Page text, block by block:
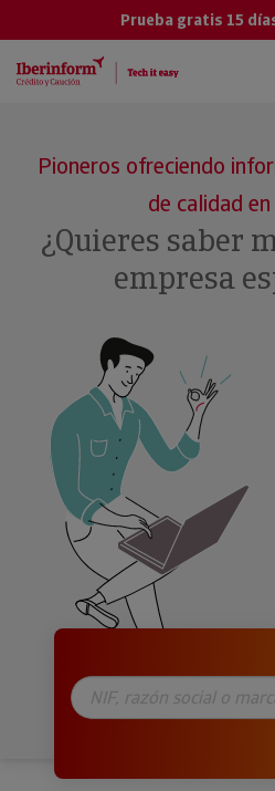
Prueba gratis 15
Pioneros ofreciendo
de calidad
¿Quieres saber
empresa